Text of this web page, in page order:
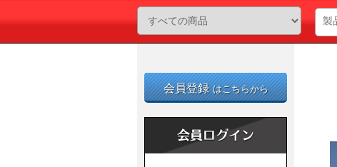
会員登録 はこちらから